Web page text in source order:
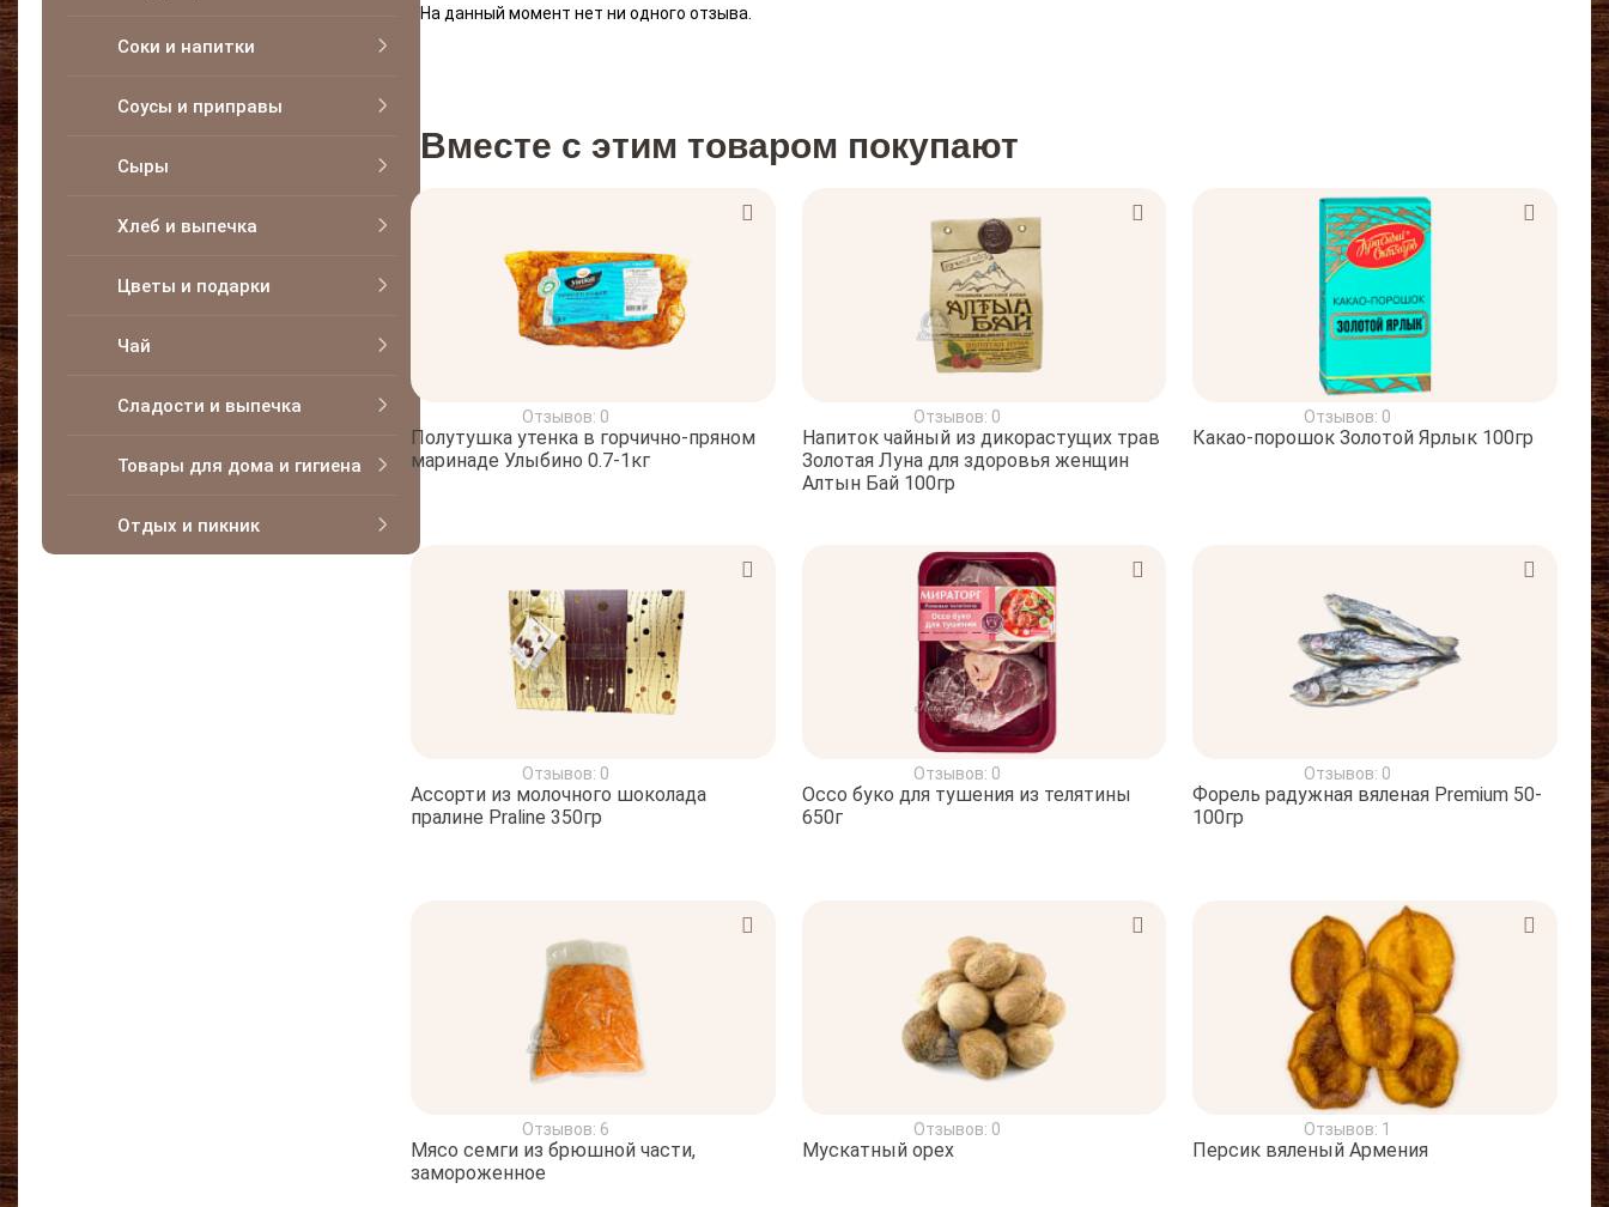
Соки и напитки
Соусы и приправы
Сыры
Хлеб и выпечка
Цветы и подарки
Чай
Сладости и выпечка
Товары для дома и гигиена
Отдых и пикник
На данный момент нет ни одного отзыва.
Вместе с этим товаром покупают
Отзывов: 0
Полутушка утенка в горчично-пряном
маринаде Улыбино 0.7-1кг
Отзывов: 0
Напиток чайный из дикорастущих трав
Золотая Луна для здоровья женщин
Алтын Бай 100гр
Отзывов: 0
Какао-порошок Золотой Ярлык 100гр
Отзывов: 0
Ассорти из молочного шоколада
пралине Praline 350гр
Отзывов: 0
Оссо буко для тушения из телятины
650г
Отзывов: 0
Форель радужная вяленая Premium 50-
100гр
Отзывов: 6
Мясо семги из брюшной части,
замороженное
Отзывов: 0
Мускатный орех
Отзывов: 1
Персик вяленый Армения